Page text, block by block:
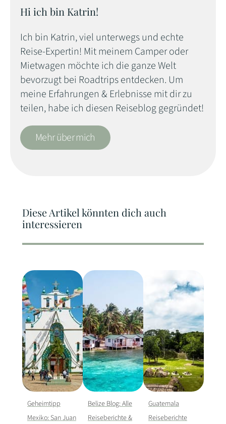
Hi ich bin Katrin!
Ich bin Katrin, viel unterwegs und echte
Reise-Expertin! Mit meinem Camper oder
Mietwagen möchte ich die ganze Welt
bevorzugt bei Roadtrips entdecken. Um
meine Erfahrungen & Erlebnisse mit dir zu
teilen, habe ich diesen Reiseblog gegründet!
Mehr über mich
Diese Artikel könnten dich auch
interessieren
Geheimtipp
Mexiko: San Juan
Belize Blog: Alle
Reiseberichte &
Guatemala
Reiseberichte